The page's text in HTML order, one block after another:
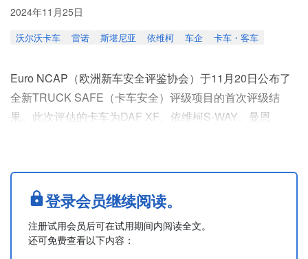
2024年11月25日
沃尔沃卡车 雷诺 斯堪尼亚 依维柯 车企 卡车・客车
Euro NCAP（欧洲新车安全评鉴协会）于11月20日公布了
全新TRUCK SAFE（卡车安全）评级项目的首次评级结
果。此次评估的卡车为DAF XF、依维柯S-WAY、曼恩
型。
沃尔沃FH Aero与FM两款车型获得五星最高评分。沃尔沃
FH Aero具备高级驾驶辅助系统和出色的AEB（自动紧急
制....
登录会员继续阅读。
注册试用会员后可在试用期间内阅读全文。
还可免费查看以下内容：